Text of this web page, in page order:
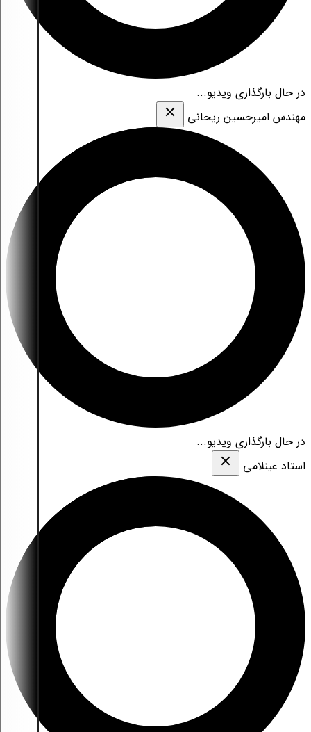
در حال بارگذاری ویدیو...
مهندس امیرحسین ریحانی
در حال بارگذاری ویدیو...
استاد عینلامی